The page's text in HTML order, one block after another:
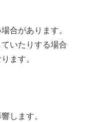
合があります。
いたりする場合
ます。
します。